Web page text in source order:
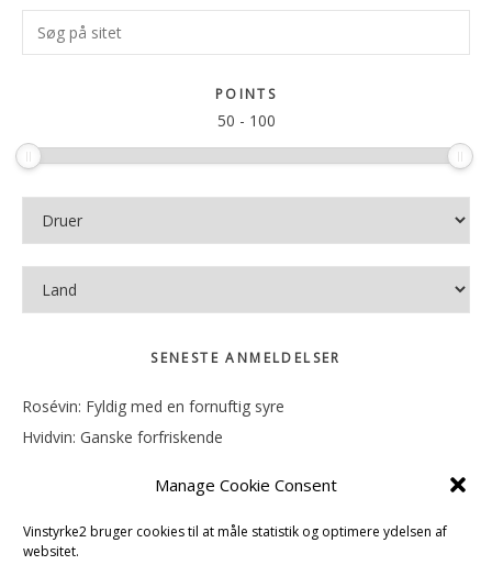
Manage Cookie Consent
Vinstyrke2 bruger cookies til at måle statistik og optimere ydelsen af
websitet.
Primær
Sidebar
Søg
på
POINTS
50 - 100
SENESTE ANMELDELSER
Rosévin: Fyldig med en fornuftig syre
Hvidvin: Ganske forfriskende
Hvidvin: Smørfedme og tropisk sødme
Rosévin: Blød, rund og sødladen